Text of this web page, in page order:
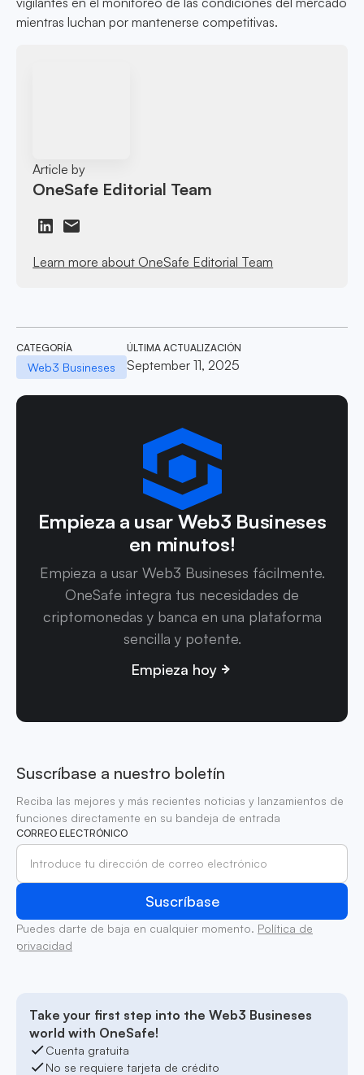
mientras luchan por mantenerse competitivas.
Article by
OneSafe Editorial Team
Learn more about OneSafe Editorial Team
CATEGORÍA
Web3 Busineses
ÚLTIMA ACTUALIZACIÓN
September 11, 2025
Empieza a usar Web3 Busineses
en minutos!
Empieza a usar Web3 Busineses fácilmente.
OneSafe integra tus necesidades de
criptomonedas y banca en una plataforma
sencilla y potente.
Empieza hoy
Suscríbase a nuestro boletín
Reciba las mejores y más recientes noticias y lanzamientos de
funciones directamente en su bandeja de entrada
CORREO ELECTRÓNICO
Puedes darte de baja en cualquier momento. Política de
privacidad
Take your first step into the Web3 Busineses
world with OneSafe!
Cuenta gratuita
No se requiere tarjeta de crédito